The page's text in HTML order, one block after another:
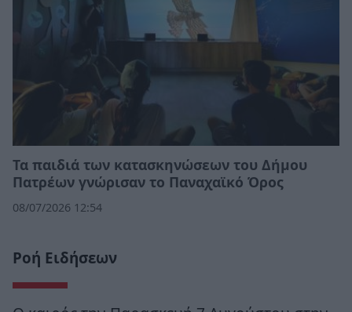
Τα παιδιά των κατασκηνώσεων του Δήμου
Πατρέων γνώρισαν το Παναχαϊκό Όρος
08/07/2026 12:54
Ροή Ειδήσεων